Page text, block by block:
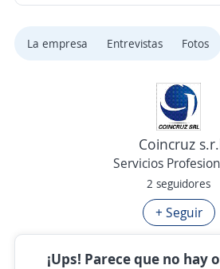
La empresa Entrevistas Fotos
Coincruz
Servicios
2 seguidores
+ Seguir
¡Ups! Parece que no hay